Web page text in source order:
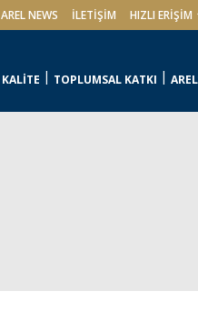
AREL NEWS İLETIŞIM HIZLI ERİŞİM
KALİTE TOPLUMSAL KATKI